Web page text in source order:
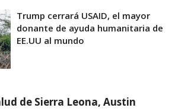
Trump cerrará USAID, el mayor
donante de ayuda humanitaria de
EE.UU al mundo
de Sierra Leona, Austin